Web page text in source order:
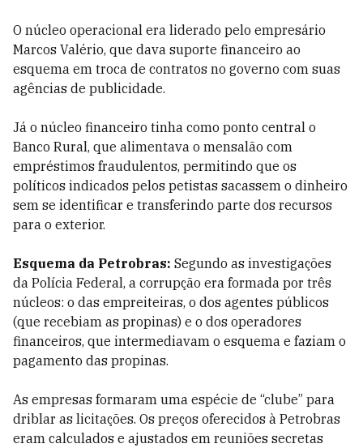
O núcleo operacional era liderado pelo empresário
Marcos Valério, que dava suporte financeiro ao
esquema em troca de contratos no governo com suas
agências de publicidade.
Já o núcleo financeiro tinha como ponto central o
Banco Rural, que alimentava o mensalão com
empréstimos fraudulentos, permitindo que os
políticos indicados pelos petistas sacassem o dinheiro
sem se identificar e transferindo parte dos recursos
para o exterior.
Esquema da Petrobras: Segundo as investigações
da Polícia Federal, a corrupção era formada por três
núcleos: o das empreiteiras, o dos agentes públicos
(que recebiam as propinas) e o dos operadores
financeiros, que intermediavam o esquema e faziam o
pagamento das propinas.
As empresas formaram uma espécie de “clube” para
driblar as licitações. Os preços oferecidos à Petrobras
eram calculados e ajustados em reuniões secretas